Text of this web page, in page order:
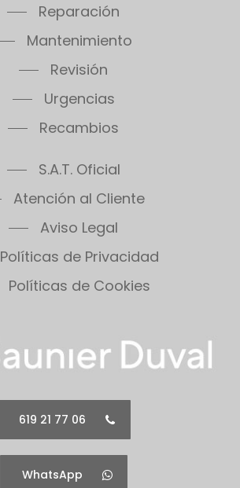
Reparación
Mantenimiento
Revisión
Urgencias
Recambios
S.A.T. Oficial
Atención al Cliente
Aviso Legal
Políticas de Privacidad
Políticas de Cookies
619 21 77 06
WhatsApp